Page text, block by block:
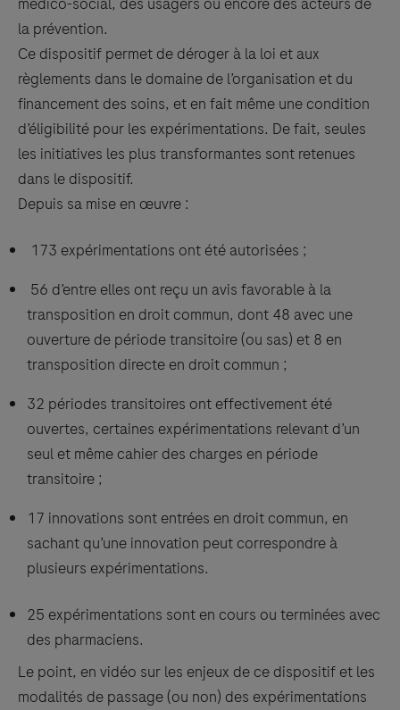
la prévention.
Ce dispositif permet de déroger à la loi et aux
règlements dans le domaine de l’organisation et du
financement des soins, et en fait même une condition
d’éligibilité pour les expérimentations. De fait, seules
les initiatives les plus transformantes sont retenues
dans le dispositif.
Depuis sa mise en œuvre :
173 expérimentations ont été autorisées ;
56 d’entre elles ont reçu un avis favorable à la
transposition en droit commun, dont 48 avec une
ouverture de période transitoire (ou sas) et 8 en
transposition directe en droit commun ;
32 périodes transitoires ont effectivement été
ouvertes, certaines expérimentations relevant d’un
seul et même cahier des charges en période
transitoire ;
17 innovations sont entrées en droit commun, en
sachant qu’une innovation peut correspondre à
plusieurs expérimentations.
25 expérimentations sont en cours ou terminées avec
des pharmaciens.
Le point, en vidéo sur les enjeux de ce dispositif et les
modalités de passage (ou non) des expérimentations